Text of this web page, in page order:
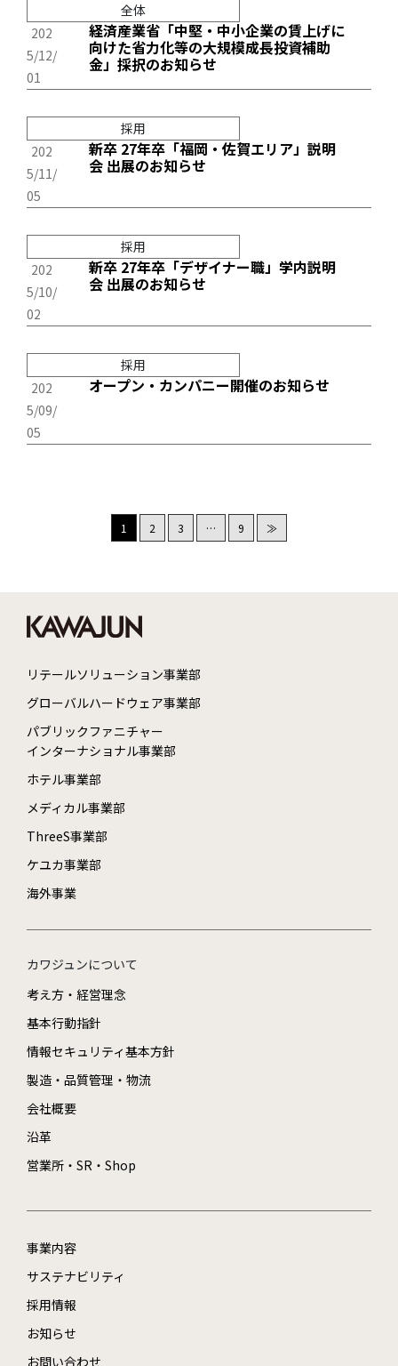
全体
202
5/12/
01
経済産業省「中堅・中小企業の賃上げに
向けた省力化等の大規模成長投資補助
金」採択のお知らせ
採用
202
5/11/
05
新卒 27年卒「福岡・佐賀エリア」説明
会 出展のお知らせ
採用
202
5/10/
02
新卒 27年卒「デザイナー職」学内説明
会 出展のお知らせ
採用
202
5/09/
05
オープン・カンパニー開催のお知らせ
1 2 3 … 9 ≫
リテールソリューション事業部
グローバルハードウェア事業部
パブリックファニチャー
インターナショナル事業部
ホテル事業部
メディカル事業部
ThreeS事業部
ケユカ事業部
海外事業
カワジュンについて
考え方・経営理念
基本行動指針
情報セキュリティ基本方針
製造・品質管理・物流
会社概要
沿革
営業所・SR・Shop
事業内容
サステナビリティ
採用情報
お知らせ
お問い合わせ